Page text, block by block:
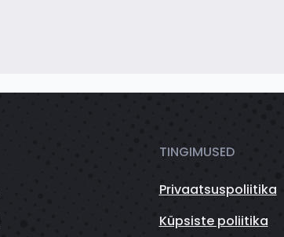
TINGIMUSED
Privaatsuspoliitika
Küpsiste poliitika